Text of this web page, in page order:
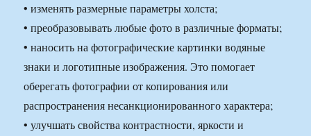
• изменять размерные параметры холста;
• преобразовывать любые фото в различные форматы;
• наносить на фотографические картинки водяные
знаки и логотипные изображения. Это помогает
оберегать фотографии от копирования или
распространения несанкционированного характера;
• улучшать свойства контрастности, яркости и